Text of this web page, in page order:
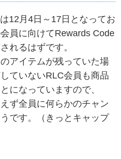
12月4日～17日となってお
員に向けてRewards Code
れるはずです。
アイテムが残っていた場
ていないRLC会員も商品
になっていますので、
ず全員に何らかのチャン
です。（きっとキャップ